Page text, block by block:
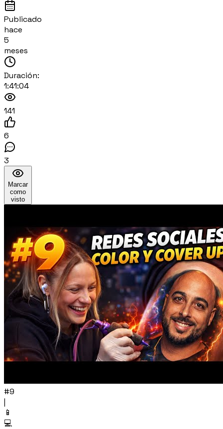
Publicado
hace
5
meses
Duración:
1:41:04
141
6
3
Marcar
como
visto
#9
|
📱
💻